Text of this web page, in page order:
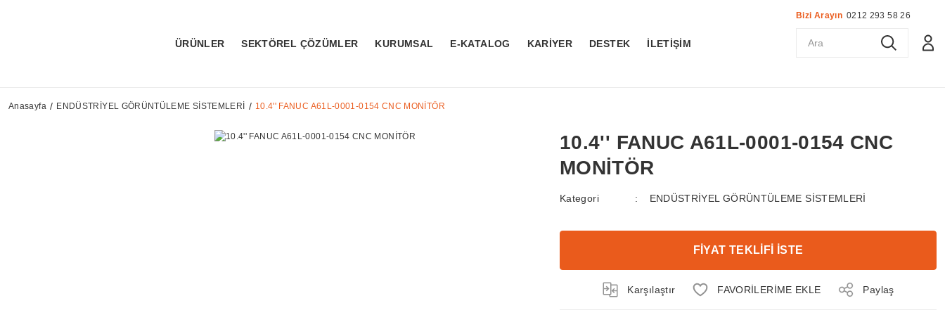
ÜRÜNLER SEKTÖREL ÇÖZÜMLER KURUMSAL E-KATALOG KARİYER DESTEK İLETİŞİM
Bizi Arayın 0212 293 58 26
Anasayfa ENDÜSTRİYEL GÖRÜNTÜLEME SİSTEMLERİ 10.4'' FANUC A61L-0001-0154 CNC MONİTÖR
10.4'' FANUC A61L-0001-0154 CNC
MONİTÖR
Kategori ENDÜSTRİYEL GÖRÜNTÜLEME SİSTEMLERİ
FİYAT TEKLİFİ İSTE
Karşılaştır Paylaş